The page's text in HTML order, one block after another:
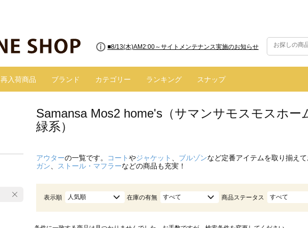
■8/13(木)AM2:00～サイトメンテナンス実施のお知らせ
再入荷商品 ブランド カテゴリー ランキング スナップ
Samansa Mos2 home's（サマンサモスモスホ
緑系）
アウターの一覧です。 コートやジャケット ブルゾンなど定番アイテムを取り揃え
ガン
ストール・マフラーなどの商品も充実！
表示順 人気順 在庫の有無 すべて 商品ステータス すべて